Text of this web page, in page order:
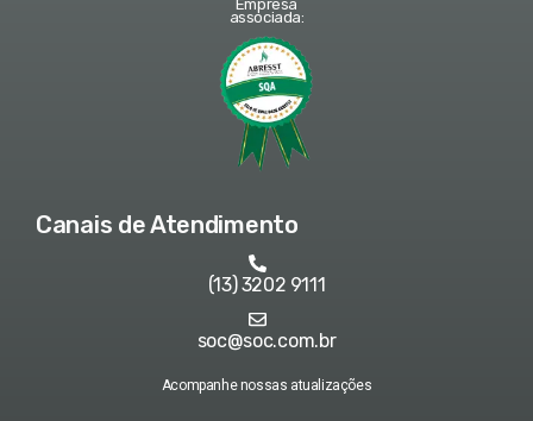
Empresa
associada:
Canais de Atendimento
(13) 3202 9111
soc@soc.com.br
Acompanhe nossas atualizações